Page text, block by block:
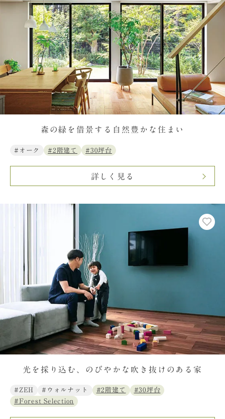
森の緑を借景する自然豊かな住まい
#オーク #2階建て #30坪台
詳しく見る
光を採り込む、のびやかな吹き抜けのある家
#ZEH #ウォルナット #2階建て
#30坪台
#Forest Selection